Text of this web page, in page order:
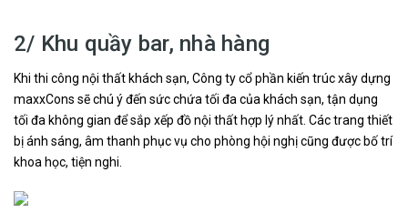
2/ Khu quầy bar, nhà hàng
Khi thi công nội thất khách sạn, Công ty cổ phần kiến trúc xây dựng
maxxCons sẽ chú ý đến sức chứa tối đa của khách sạn, tận dụng
tối đa không gian để sắp xếp đồ nội thất hợp lý nhất. Các trang thiết
bị ánh sáng, âm thanh phục vụ cho phòng hội nghị cũng được bố trí
khoa học, tiện nghi.